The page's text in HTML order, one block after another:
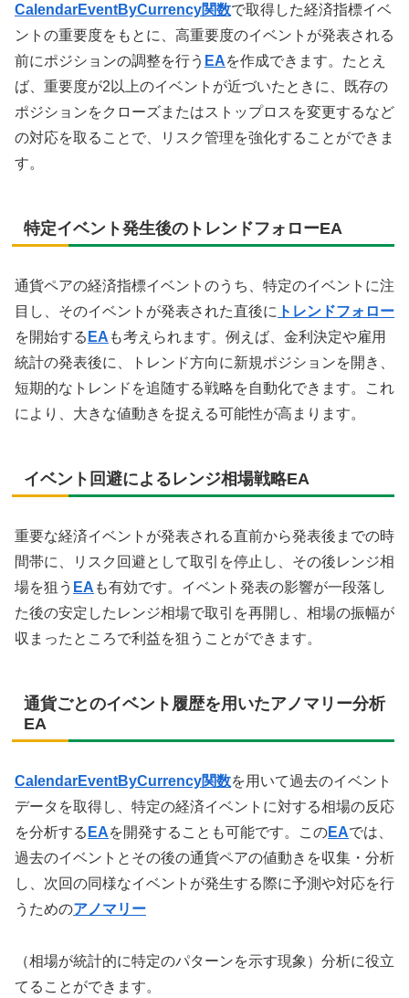
CalendarEventByCurrency関数で取得した経済指標イベ
ントの重要度をもとに、高重要度のイベントが発表される
前にポジションの調整を行う EAを作成できます。たとえ
ば、重要度が2以上のイベントが近づいたときに、既存の
ポジションをクローズまたはストップロスを変更するなど
の対応を取ることで、リスク管理を強化することができま
す。
特定イベント発生後のトレンドフォローEA
通貨ペアの経済指標イベントのうち、特定のイベントに注
目し、そのイベントが発表された直後に トレンドフォロー
を開始する EA も考えられます。例えば、金利決定や雇用
統計の発表後に、トレンド方向に新規ポジションを開き、
短期的なトレンドを追随する戦略を自動化できます。これ
により、大きな値動きを捉える可能性が高まります。
イベント回避によるレンジ相場戦略EA
重要な経済イベントが発表される直前から発表後までの時
間帯に、リスク回避として取引を停止し、その後レンジ相
場を狙う EA も有効です。イベント発表の影響が一段落し
た後の安定したレンジ相場で取引を再開し、相場の振幅が
収まったところで利益を狙うことができます。
通貨ごとのイベント履歴を用いたアノマリー分析
EA
CalendarEventByCurrency関数を用いて過去のイベント
データを取得し、特定の経済イベントに対する相場の反応
を分析する EAを開発することも可能です。このEAでは、
過去のイベントとその後の通貨ペアの値動きを収集・分析
し、次回の同様なイベントが発生する際に予測や対応を行
うためのアノマリー
（相場が統計的に特定のパターンを示す現象）分析に役立
てることができます。